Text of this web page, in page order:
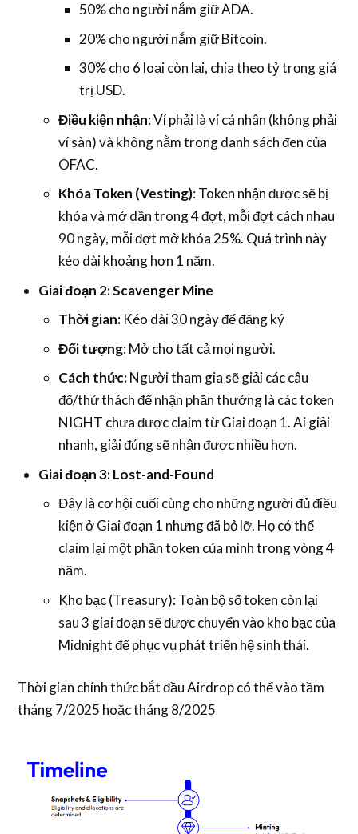
50% cho người nắm giữ ADA.
20% cho người nắm giữ Bitcoin.
30% cho 6 loại còn lại, chia theo tỷ trọng giá
trị USD.
Điều kiện nhận: Ví phải là ví cá nhân (không phải
ví sàn) và không nằm trong danh sách đen của
OFAC.
Khóa Token (Vesting): Token nhận được sẽ bị
khóa và mở dần trong 4 đợt, mỗi đợt cách nhau
90 ngày, mỗi đợt mở khóa 25%. Quá trình này
kéo dài khoảng hơn 1 năm.
Giai đoạn 2: Scavenger Mine
Thời gian: Kéo dài 30 ngày để đăng ký
Đối tượng: Mở cho tất cả mọi người.
Cách thức:Người tham gia sẽ giải các câu
đố/thử thách để nhận phần thưởng là các token
NIGHT chưa được claim từ Giai đoạn 1. Ai giải
nhanh, giải đúng sẽ nhận được nhiều hơn.
Giai đoạn 3: Lost-and-Found
Đây là cơ hội cuối cùng cho những người đủ điều
kiện ở Giai đoạn 1 nhưng đã bỏ lỡ. Họ có thể
claim lại một phần token của mình trong vòng 4
năm.
Kho bạc (Treasury): Toàn bộ số token còn lại
sau 3 giai đoạn sẽ được chuyển vào kho bạc của
Midnight để phục vụ phát triển hệ sinh thái.
Thời gian chính thức bắt đầu Airdrop có thể vào tầm
tháng 7/2025 hoặc tháng 8/2025